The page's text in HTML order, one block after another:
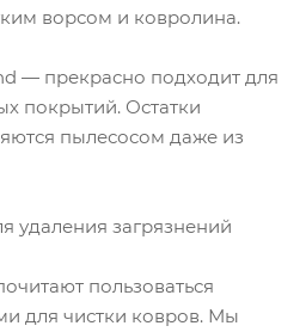
ворсом и ковролина.
— прекрасно подходит для
покрытий. Остатки
пылесосом даже из
удаления загрязнений
пользоваться
для чистки ковров. Мы